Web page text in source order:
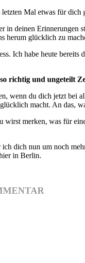
Mal etwas für dich
in deinen Erinnerungen
herum glücklich zu
Ich habe heute
richtig und ungeteilt
wenn du dich jetzt bei
macht. An das,
wirst merken, was für
dich nun um noch
in Berlin.